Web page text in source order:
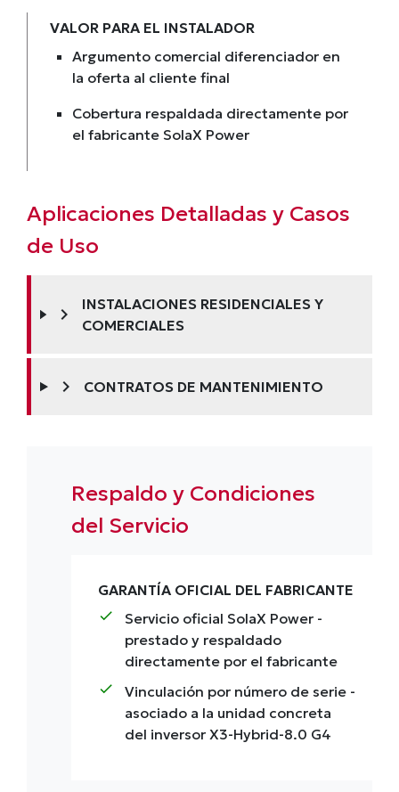
VALOR PARA EL INSTALADOR
Argumento comercial diferenciador en
la oferta al cliente final
Cobertura respaldada directamente por
el fabricante SolaX Power
Aplicaciones Detalladas y Casos
de Uso
chevron_right
INSTALACIONES RESIDENCIALES Y
COMERCIALES
chevron_right CONTRATOS DE MANTENIMIENTO
Respaldo y Condiciones
del Servicio
GARANTÍA OFICIAL DEL FABRICANTE
check Servicio oficial SolaX Power -
prestado y respaldado
directamente por el fabricante
check Vinculación por número de serie -
asociado a la unidad concreta
del inversor X3-Hybrid-8.0 G4